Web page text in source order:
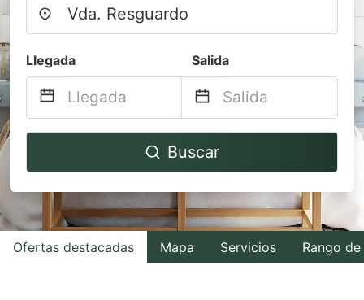
Llegada Salida
Navigate
to
interact
with
the
Navigate
to
interact
with
the
Buscar
Ofertas destacadas Mapa Servicios Rango